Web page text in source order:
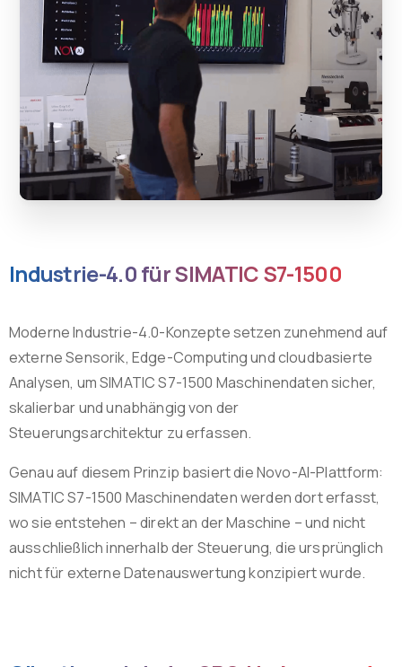
Industrie-4.0 für SIMATIC S7-1500
Moderne Industrie-4.0-Konzepte setzen zunehmend auf
externe Sensorik, Edge-Computing und cloudbasierte
Analysen, um SIMATIC S7-1500 Maschinendaten sicher,
skalierbar und unabhängig von der
Steuerungsarchitektur zu erfassen.
Genau auf diesem Prinzip basiert die Novo-AI-Plattform:
SIMATIC S7-1500 Maschinendaten werden dort erfasst,
wo sie entstehen – direkt an der Maschine – und nicht
ausschließlich innerhalb der Steuerung, die ursprünglich
nicht für externe Datenauswertung konzipiert wurde.